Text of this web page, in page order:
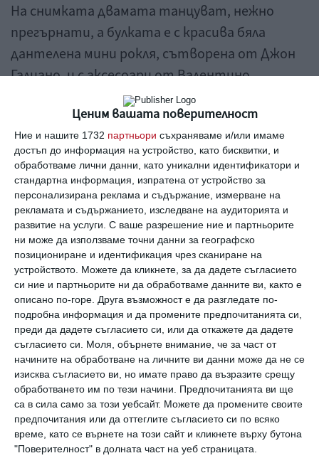
Ценим вашата поверителност
Ние и нашите 1732 партньори съхраняваме и/или имаме
достъп до информация на устройство, като бисквитки, и
обработваме лични данни, като уникални идентификатори и
стандартна информация, изпратена от устройство за
персонализирана реклама и съдържание, измерване на
рекламата и съдържанието, изследване на аудиторията и
развитие на услуги. С ваше разрешение ние и партньорите
ни може да използваме точни данни за географско
позициониране и идентификация чрез сканиране на
устройството. Можете да кликнете, за да дадете съгласието
си ние и партньорите ни да обработваме данните ви, както е
описано по-горе. Друга възможност е да разгледате по-
подробна информация и да промените предпочитанията си,
преди да дадете съгласието си, или да откажете да дадете
съгласието си.
Моля, обърнете внимание, че за част от
начините на обработване на личните ви данни може да не се
изисква съгласието ви, но имате право да възразите срещу
обработването им по тези начини. Предпочитанията ви ще
са в сила само за този уебсайт. Можете да промените своите
предпочитания или да оттеглите съгласието си по всяко
време, като се върнете на този сайт и кликнете върху бутона
"Поверителност" в долната част на уеб страницата.
На снимката двамата танцуват, нежно
прегърнати, а булката е с красива бяла
дантелена мини рокля, сътворена от Джон
Галиано, и с аксесоари от Валентино.
Двойката сключи брак в Ocean Club в Насау, а
„популярната местна група“ Baha Men им
изпълни Who Let the Dogs Out, малко преди да
спечели „Грами“. На тържеството
присъстваха около 90 гости, а действието
бе пренесено на брега на морето. Сервираха
им морски дарове, тестени изделия и печено
говеждо, преди да се насладят на любимата
на Синди триетажна торта от моркови.
Събитието бе увековечено от известния
моден фотограф Артър Елгорт.
„Това беше най-скромната сватба, която
някога съм правила“, призна тогава
флоралният дизайнер Мишел Уайт пред
People. За декорацията тя използвала
орхидеи и франджипани, както и местните